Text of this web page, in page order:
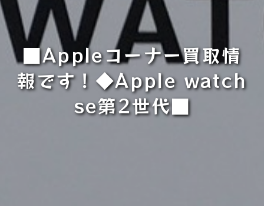
■Appleコーナー買取情
報です！◆Apple watch
se第2世代■